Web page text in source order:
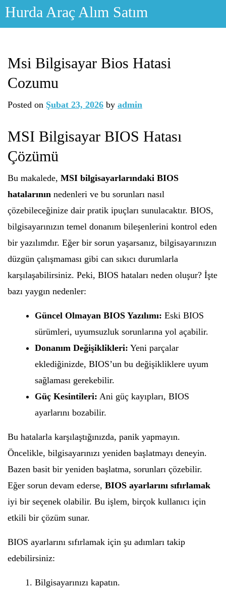
Skip
Hurda Araç Alım Satım
Msi Bilgisayar Bios Hatasi
Cozumu
Posted on Şubat 23, 2026 by admin
MSI Bilgisayar BIOS Hatası
Çözümü
Bu makalede, MSI bilgisayarlarındaki BIOS
hatalarının nedenleri ve bu sorunları nasıl
çözebileceğinize dair pratik ipuçları sunulacaktır. BIOS,
bilgisayarınızın temel donanım bileşenlerini kontrol eden
bir yazılımdır. Eğer bir sorun yaşarsanız, bilgisayarınızın
düzgün çalışmaması gibi can sıkıcı durumlarla
karşılaşabilirsiniz. Peki, BIOS hataları neden oluşur? İşte
bazı yaygın nedenler:
Güncel Olmayan BIOS Yazılımı: Eski BIOS
sürümleri, uyumsuzluk sorunlarına yol açabilir.
Donanım Değişiklikleri: Yeni parçalar
eklediğinizde, BIOS’un bu değişikliklere uyum
sağlaması gerekebilir.
Güç Kesintileri: Ani güç kayıpları, BIOS
ayarlarını bozabilir.
Bu hatalarla karşılaştığınızda, panik yapmayın.
Öncelikle, bilgisayarınızı yeniden başlatmayı deneyin.
Bazen basit bir yeniden başlatma, sorunları çözebilir.
Eğer sorun devam ederse, BIOS ayarlarını sıfırlamak
iyi bir seçenek olabilir. Bu işlem, birçok kullanıcı için
etkili bir çözüm sunar.
BIOS ayarlarını sıfırlamak için şu adımları takip
edebilirsiniz:
Bilgisayarınızı kapatın.